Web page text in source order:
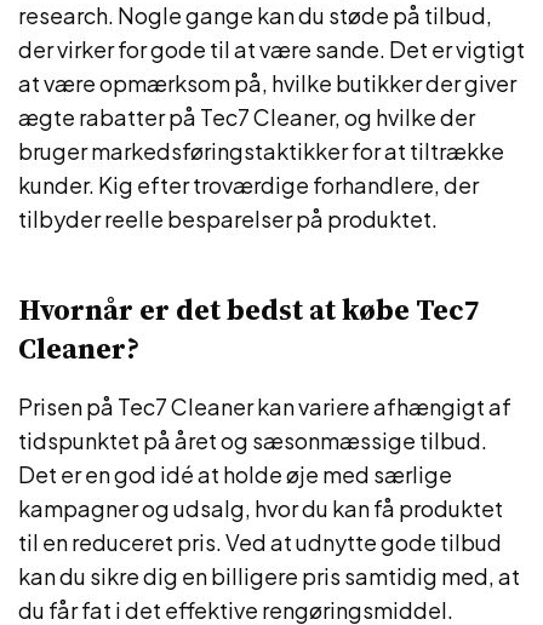
research. Nogle gange kan du støde på tilbud,
der virker for gode til at være sande. Det er vigtigt
at være opmærksom på, hvilke butikker der giver
ægte rabatter på Tec7 Cleaner, og hvilke der
bruger markedsføringstaktikker for at tiltrække
kunder. Kig efter troværdige forhandlere, der
tilbyder reelle besparelser på produktet.
Hvornår er det bedst at købe Tec7
Cleaner?
Prisen på Tec7 Cleaner kan variere afhængigt af
tidspunktet på året og sæsonmæssige tilbud.
Det er en god idé at holde øje med særlige
kampagner og udsalg, hvor du kan få produktet
til en reduceret pris. Ved at udnytte gode tilbud
kan du sikre dig en billigere pris samtidig med, at
du får fat i det effektive rengøringsmiddel.